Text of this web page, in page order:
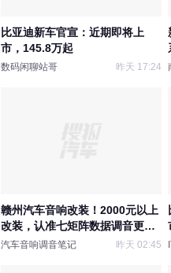
比亚迪新车官宣：近期即将上
市，145.8万起
数码闲聊站哥 昨天 17:24
赣州汽车音响改装！2000元以上
改装，认准七矩阵数据调音更靠
谱
汽车音响调音笔记 昨天 02:45